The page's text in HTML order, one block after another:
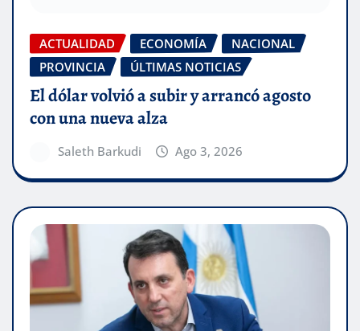
ACTUALIDAD ECONOMÍA
NACIONAL
PROVINCIA
ÚLTIMAS NOTICIAS
El dólar volvió a subir y arrancó agosto
con una nueva alza
Saleth Barkudi Ago 3, 2026